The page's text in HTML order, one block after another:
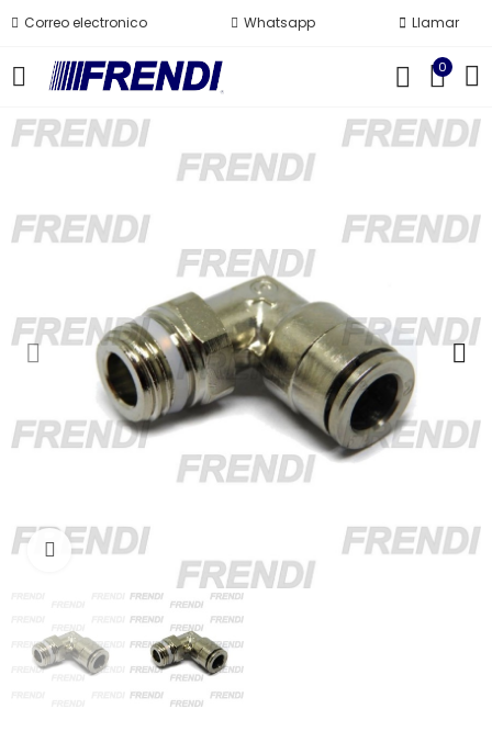
Correo electronico Whatsapp Llamar
0
Click para agrandar